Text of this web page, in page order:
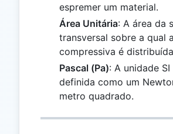
espremer um material.
Área Unitária: A área da
transversal sobre a qual
compressiva é
Pascal (Pa): A unidade
definida como um
metro quadrado.